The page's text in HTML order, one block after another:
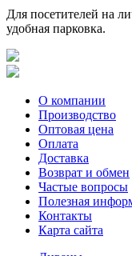
Для посетителей на
удобная парковка.
О компании
Производство
Оптовая цена
Оплата
Доставка
Возврат и обмен
Частые вопросы
Полезная
Контакты
Карта сайта